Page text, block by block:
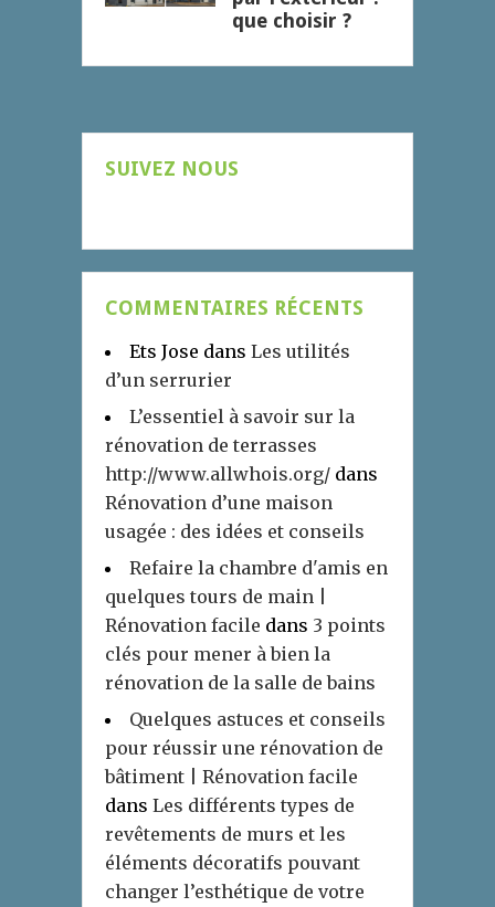
que choisir ?
SUIVEZ NOUS
COMMENTAIRES RÉCENTS
Ets Jose dans Les utilités
d’un serrurier
L’essentiel à savoir sur la
rénovation de terrasses
http://www.allwhois.org/ dans
Rénovation d’une maison
usagée : des idées et conseils
Refaire la chambre d'amis en
quelques tours de main |
Rénovation facile dans 3 points
clés pour mener à bien la
rénovation de la salle de bains
Quelques astuces et conseils
pour réussir une rénovation de
bâtiment | Rénovation facile
dans Les différents types de
revêtements de murs et les
éléments décoratifs pouvant
changer l’esthétique de votre